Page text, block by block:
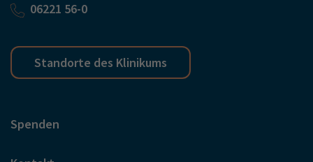
06221 56-0
Standorte des Klinikums
Spenden